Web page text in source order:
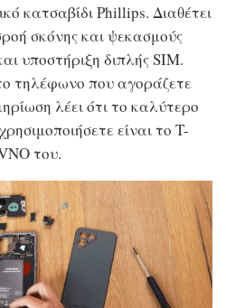
κατσαβίδι Phillips. Διαθέτει
σκόνης και ψεκασμούς
υποστήριξη διπλής SIM.
τηλέφωνο που αγοράζετε
λέει ότι το καλύτερο
είναι το T-
του.